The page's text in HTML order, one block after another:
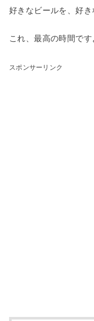
好きなビールを、好き
これ、最高の時間です
スポンサーリンク